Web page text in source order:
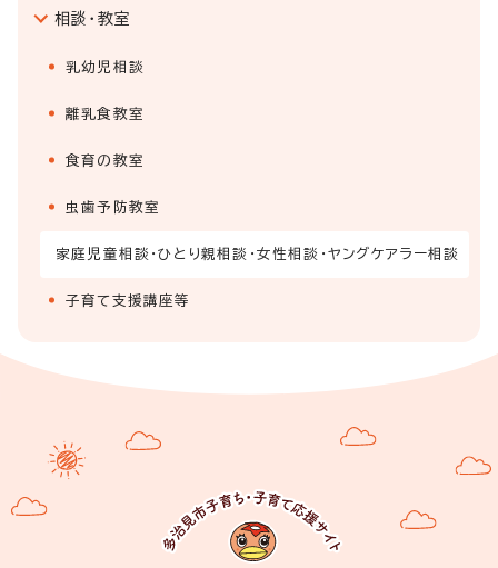
相談・教室
乳幼児相談
離乳食教室
食育の教室
虫歯予防教室
家庭児童相談・ひとり親相談・女性相談・ヤングケアラー相談
子育て支援講座等